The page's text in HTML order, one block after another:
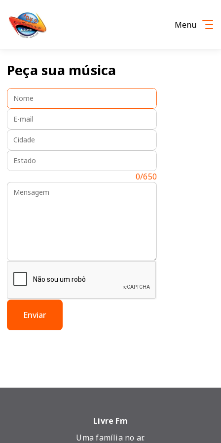
Menu
Peça sua música
Nome:
E-mail:
Cidade:
Estado:
0/650
Enviar
Livre Fm
Uma família no ar.